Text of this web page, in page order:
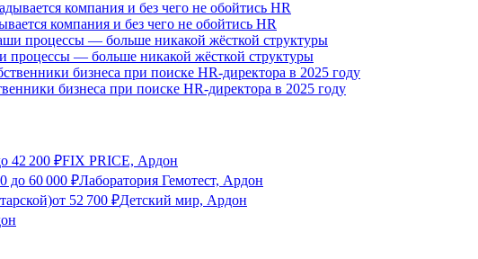
компания и без чего не обойтись HR
процессы — больше никакой жёсткой структуры
бизнеса при поиске HR-директора в 2025 году
42 200 ₽FIX PRICE, Ардон
до 60 000 ₽Лаборатория Гемотест, Ардон
от 52 700 ₽Детский мир, Ардон